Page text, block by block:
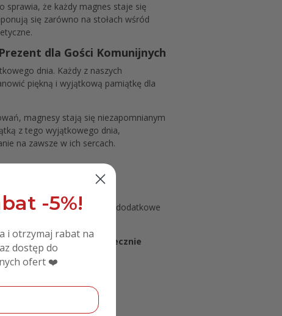
sprawia, że każdy magnes staje się
się zarówno na stołach wśród
dla Gości Komunijnych
dnia. Każdy z naszych
piękną i wyjątkową pamiątkę dla
magnesy stają się niezapomnianym
z tego wyjątkowego dnia,
na zawsze w ich sercach.
i taśmę dwustronną, jako dodatkowe
przyciągania, które skutecznie
-5%!
i otrzymaj rabat na
dostęp do
ofert ❤️